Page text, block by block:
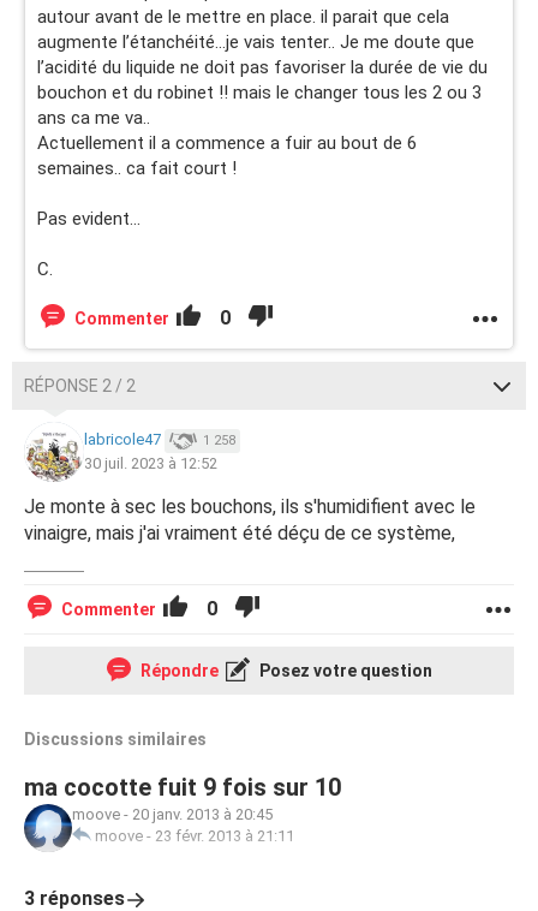
autour avant de le mettre en place. il parait que cela
augmente l’étanchéité...je vais tenter.. Je me doute que
l’acidité du liquide ne doit pas favoriser la durée de vie du
bouchon et du robinet !! mais le changer tous les 2 ou 3
ans ca me va..
Actuellement il a commence a fuir au bout de 6
semaines.. ca fait court !
Pas evident...
C.
Commenter 0
RÉPONSE 2 / 2
labricole47 1 258
30 juil. 2023 à 12:52
Je monte à sec les bouchons, ils s'humidifient avec le
vinaigre, mais j'ai vraiment été déçu de ce système,
Commenter 0
Répondre Posez votre question
Discussions similaires
ma cocotte fuit 9 fois sur 10
moove - 20 janv. 2013 à 20:45
moove - 23 févr. 2013 à 21:11
3 réponses